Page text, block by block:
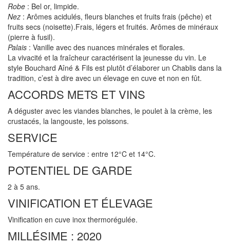
Robe : Bel or, limpide.
Nez : Arômes acidulés, fleurs blanches et fruits frais (pêche) et
fruits secs (noisette).Frais, légers et fruités. Arômes de minéraux
(pierre à fusil).
Palais : Vanille avec des nuances minérales et florales.
La vivacité et la fraîcheur caractérisent la jeunesse du vin. Le
style Bouchard Aîné & Fils est plutôt d’élaborer un Chablis dans la
tradition, c’est à dire avec un élevage en cuve et non en fût.
ACCORDS METS ET VINS
A déguster avec les viandes blanches, le poulet à la crème, les
crustacés, la langouste, les poissons.
SERVICE
Température de service : entre 12°C et 14°C.
POTENTIEL DE GARDE
2 à 5 ans.
VINIFICATION ET ÉLEVAGE
Vinification en cuve inox thermorégulée.
MILLÉSIME : 2020